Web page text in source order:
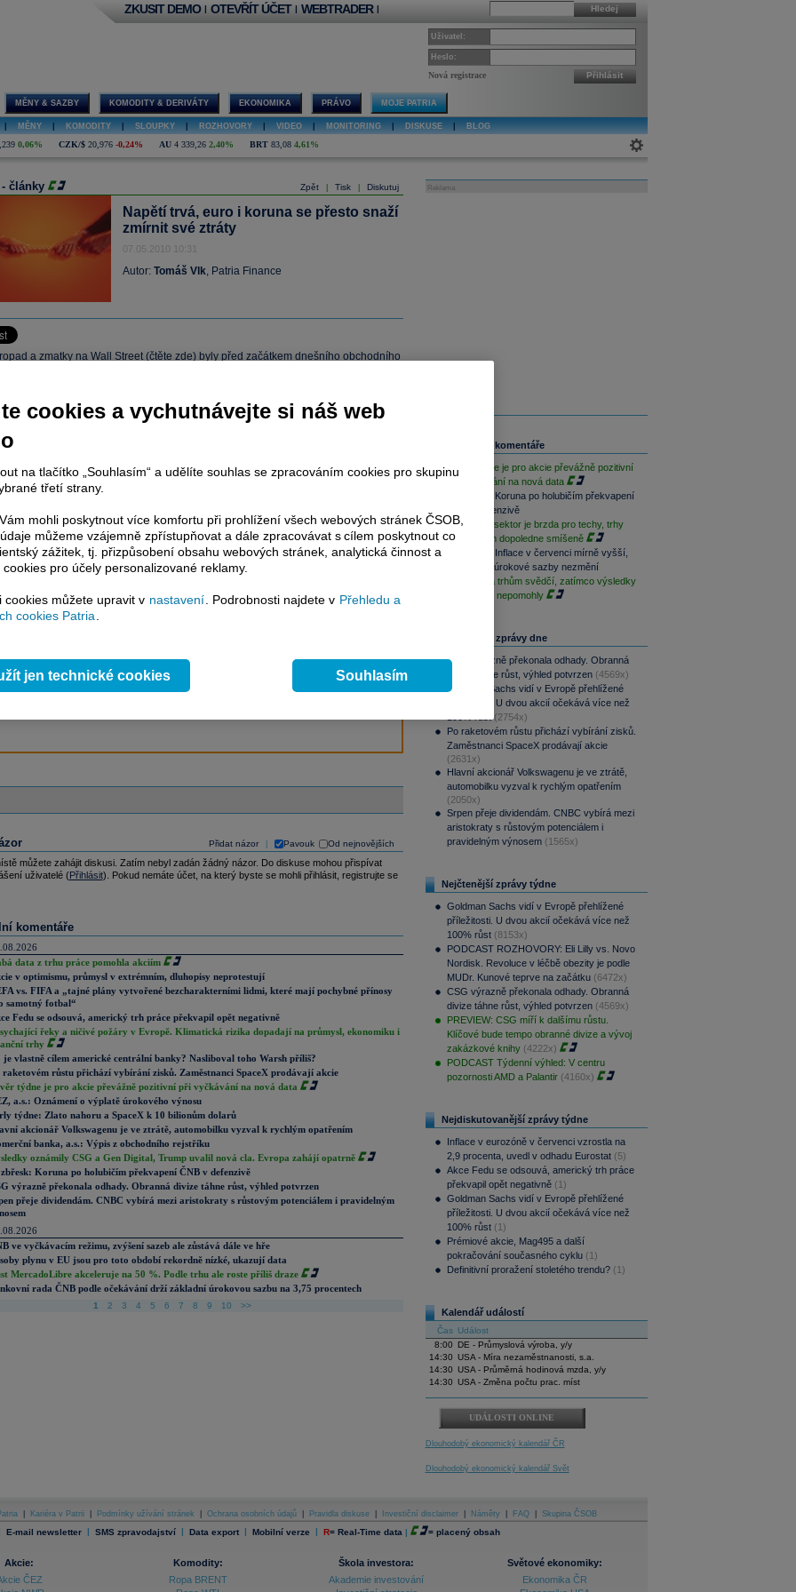
Hledej
ZKUSIT DEMO | OTEVŘÍT ÚČET | WEBTRADER |
Uživatel:
Heslo:
Nová registrace Přihlásit
MĚNY & SAZBY KOMODITY & DERIVÁTY EKONOMIKA PRÁVO MOJE PATRIA
MĚNY KOMODITY SLOUPKY ROZHOVORY VIDEO MONITORING DISKUSE BLOG
0,06% CZK/$ 20,976 -0,24% AU 4 339,26 2,40% BRT 83,08 4,61%
Zpět Tisk Diskutuj
- články
Napětí trvá, euro i koruna se přesto snaží
zmírnit své ztráty
07.05.2010 10:31
Autor: Tomáš Vlk, Patria Finance
a zmatky na Wall Street (čtěte zde) byly před začátkem dnešního obchodního
Pluspřípadně uživatelům platformy Patria Direct. Pokud jste klientem
služeb, potom je nutné se
placeného informačního servisu získáte
kekompletnímu zpravodajství
bez jakýchkoliv omezení. Veškeré
komentáře a horké zprávy jsou
terminálovou metodou (bez nutnosti obnovovat stránku) bez
a v plné verzi.
mailovézpravodajství,dataz finančních trhů v reálném čase, kompletní
servis, rozsáhlédatabáze
prognózy
avaluace, ekonomickéfundamenty kalkulátory...více
Přidat názor Pavouk Od nejnovějších
můžete zahájit diskusi. Zatím nebyl zadán žádný názor. Do diskuse mohou přispívat
uživatelé (Přihlásit). Pokud nemáte účet, na který byste se mohli přihlásit, registrujte se
komentáře
data z trhu práce pomohla akciím
v optimismu, průmysl v extrémním, dluhopisy neprotestují
vs. FIFA a „tajné plány vytvořené bezcharakterními lidmi, které mají pochybné přínosy
samotný fotbal“
Fedu se odsouvá, americký trh práce překvapil opět negativně
řeky a ničivé požáry v Evropě. Klimatická rizika dopadají na průmysl, ekonomiku i
trhy
je vlastně cílem americké centrální banky? Nasliboval toho Warsh příliš?
raketovém růstu přichází vybírání zisků. Zaměstnanci SpaceX prodávají akcie
týdne je pro akcie převážně pozitivní při vyčkávání na nová data
a.s.: Oznámení o výplatě úrokového výnosu
týdne: Zlato nahoru a SpaceX k 10 bilionům dolarů
akcionář Volkswagenu je ve ztrátě, automobilku vyzval k rychlým opatřením
banka, a.s.: Výpis z obchodního rejstříku
oznámily CSG a Gen Digital, Trump uvalil nová cla. Evropa zahájí opatrně
Koruna po holubičím překvapení ČNB v defenzivě
výrazně překonala odhady. Obranná divize táhne růst, výhled potvrzen
přeje dividendám. CNBC vybírá mezi aristokraty s růstovým potenciálem i pravidelným
ve vyčkávacím režimu, zvýšení sazeb ale zůstává dále ve hře
plynu v EU jsou pro toto období rekordně nízké, ukazují data
MercadoLibre akceleruje na 50 %. Podle trhu ale roste příliš draze
rada ČNB podle očekávání drží základní úrokovou sazbu na 3,75 procentech
1 2 3 4 5 6 7 8 9 10 >>
Reklama
Související komentáře
Závěr týdne je pro akcie převážně pozitivní
při vyčkávání na nová data
Rozbřesk: Koruna po holubičím překvapení
ČNB v defenzivě
Paměťový sektor je brzda pro techy, trhy
jsou na tom dopoledne smíšeně
Rozbřesk: Inflace v červenci mírně vyšší,
ČNB dnes úrokové sazby nezmění
Geopolitika trhům svědčí, zatímco výsledky
sentimentu nepomohly
Nejčtenější zprávy dne
CSG výrazně překonala odhady. Obranná
divize táhne růst, výhled potvrzen (4569x)
Goldman Sachs vidí v Evropě přehlížené
příležitosti. U dvou akcií očekává více než
(2754x)
Po raketovém růstu přichází vybírání zisků.
Zaměstnanci SpaceX prodávají akcie
(2631x)
Hlavní akcionář Volkswagenu je ve ztrátě,
automobilku vyzval k rychlým opatřením
(2050x)
Srpen přeje dividendám. CNBC vybírá mezi
aristokraty s růstovým potenciálem i
pravidelným výnosem (1565x)
Nejčtenější zprávy týdne
Goldman Sachs vidí v Evropě přehlížené
příležitosti. U dvou akcií očekává více než
100% růst (8153x)
PODCAST ROZHOVORY: Eli Lilly vs. Novo
Nordisk. Revoluce v léčbě obezity je podle
MUDr. Kunové teprve na začátku (6472x)
CSG výrazně překonala odhady. Obranná
divize táhne růst, výhled potvrzen (4569x)
PREVIEW: CSG míří k dalšímu růstu.
Klíčové bude tempo obranné divize a vývoj
zakázkové knihy (4222x)
PODCAST Týdenní výhled: V centru
pozornosti AMD a Palantir (4160x)
Nejdiskutovanější zprávy týdne
Inflace v eurozóně v červenci vzrostla na
2,9 procenta, uvedl v odhadu Eurostat (5)
Akce Fedu se odsouvá, americký trh práce
překvapil opět negativně (1)
Goldman Sachs vidí v Evropě přehlížené
příležitosti. U dvou akcií očekává více než
100% růst (1)
Prémiové akcie, Mag495 a další
pokračování současného cyklu (1)
Definitivní proražení stoletého trendu? (1)
Kalendář událostí
Čas Událost
8:00
DE - Průmyslová výroba, y/y
14:30 USA - Míra nezaměstnanosti, s.a.
14:30 USA - Průměrná hodinová mzda, y/y
14:30 USA - Změna počtu prac. míst
UDÁLOSTI ONLINE
Dlouhodobý ekonomický kalendář ČR
Dlouhodobý ekonomický kalendář Svět
Kariéra v Patrii Podmínky užívání stránek Ochrana osobních údajů Pravidla diskuse Investiční disclaimer Náměty FAQ Skupina ČSOB
E-mail newsletter | SMS zpravodajství | Data export | Mobilní verze | R= Real-Time data | = placený obsah
Akcie:
ČEZ
Komodity:
Ropa BRENT
Škola investora:
Akademie investování
Světové ekonomiky:
Ekonomika ČR
cookies a vychutnávejte si náš web
na tlačítko „Souhlasím“ a udělíte souhlas se zpracováním cookies pro skupinu
třetí strany.
mohli poskytnout více komfortu při prohlížení všech webových stránek ČSOB,
můžeme vzájemně zpřístupňovat a dále zpracovávat s cílem poskytnout co
zážitek, tj. přizpůsobení obsahu webových stránek, analytická činnost a
pro účely personalizované reklamy.
cookies můžete upravit v nastavení . Podrobnosti najdete v Přehledu a
cookies Patria
jen technické cookies Souhlasím